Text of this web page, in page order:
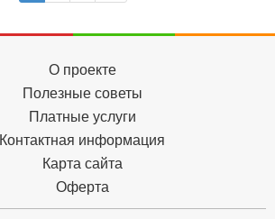
О проекте
Полезные советы
Платные услуги
Контактная информация
Карта сайта
Оферта